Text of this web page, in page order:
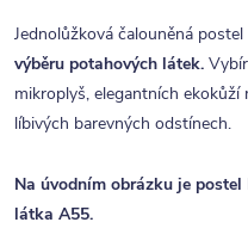
Jednolůžková čalouněná
výběru potahových látek.
mikroplyš, elegantních
líbivých barevných odstínech.
Na úvodním obrázku je
látka A55.